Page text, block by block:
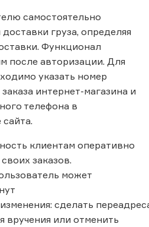
самостоятельно
груза, определяя
Функционал
после авторизации. Для
указать номер
интернет-магазина и
телефона в
сайта.
клиентам оперативно
заказов.
может
сделать
вручения или отменить